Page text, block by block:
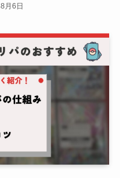
月6日